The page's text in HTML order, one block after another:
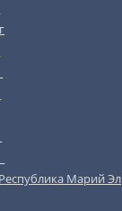
Марий Эл